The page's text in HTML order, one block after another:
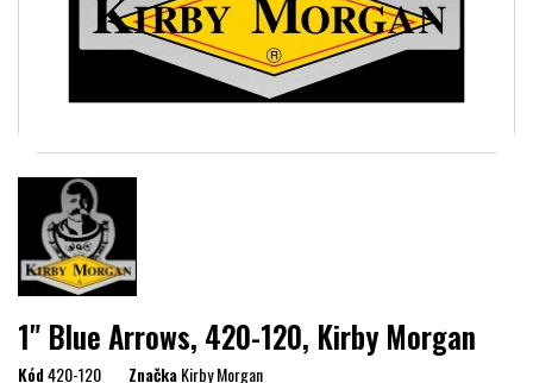
1" Blue Arrows, 420-120, Kirby Morgan
Kód420-120 ZnačkaKirby Morgan